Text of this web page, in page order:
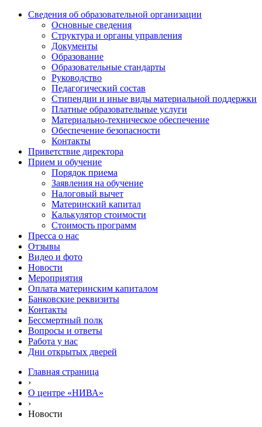
Сведения об образовательной организации
Основные сведения
Структура и органы управления
Документы
Образование
Образовательные стандарты
Руководство
Педагогический состав
Стипендии и иные виды материальной поддержки
Платные образовательные услуги
Материально-техническое обеспечение
Обеспечение безопасности
Контакты
Приветствие директора
Прием и обучение
Порядок приема
Заявления на обучение
Налоговый вычет
Материнский капитал
Калькулятор стоимости
Стоимость программ
Пресса о нас
Отзывы
Видео и фото
Новости
Мероприятия
Оплата материнским капиталом
Банковские реквизиты
Контакты
Бессмертный полк
Вопросы и ответы
Работа у нас
Дни открытых дверей
Главная страница
›
О центре «НИВА»
›
Новости